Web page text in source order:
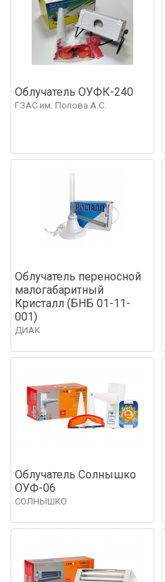
Облучатель ОУФК-240
ГЗАС им. Попова А.С.
Облучатель переносной
малогабаритный
Кристалл (БНБ 01-11-
001)
ДИАК
Облучатель Солнышко
ОУФ-06
СОЛНЫШКО